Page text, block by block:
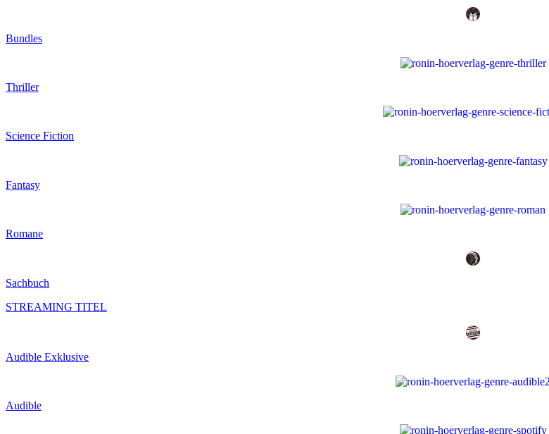
Bundles
Thriller
Science Fiction
Fantasy
Romane
Sachbuch
STREAMING TITEL
Audible Exklusive
Audible